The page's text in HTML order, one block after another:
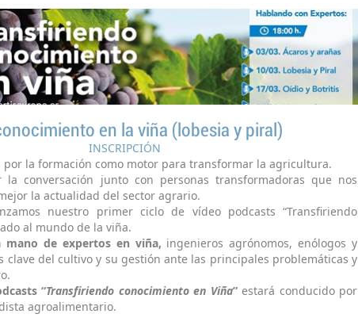
en la viña (lobesia y piral)
INSCRIPCIÓN
por la formación como motor para transformar la agricultura.
la conversación junto con personas transformadoras que nos
la actualidad del sector agrario.
nuestro primer ciclo de vídeo podcasts “Transfiriendo
al mundo de la viña.
mano de expertos en viña, ingenieros agrónomos, enólogos y
clave del cultivo y su gestión ante las principales problemáticas y
“Transfiriendo conocimiento en Viña”estará conducido por
agroalimentario.